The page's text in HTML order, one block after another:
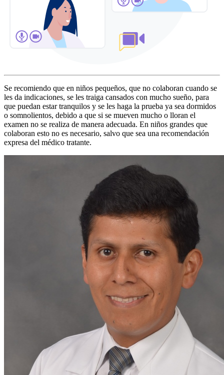
Se recomiendo que en niños pequeños, que no colaboran cuando se
les da indicaciones, se les traiga cansados con mucho sueño, para
que puedan estar tranquilos y se les haga la prueba ya sea dormidos
o somnolientos, debido a que si se mueven mucho o lloran el
examen no se realiza de manera adecuada. En niños grandes que
colaboran esto no es necesario, salvo que sea una recomendación
expresa del médico tratante.